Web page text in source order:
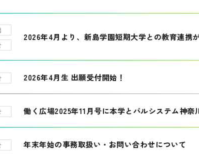
2026年4月より、新島学園短期大学との教育連携
2026年4月生 出願受付開始！
働く広場2025年11月号に本学とパルシステム神
年末年始の事務取扱い・お問い合わせについて